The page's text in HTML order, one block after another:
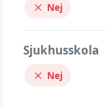
Nej
Sjukhusskola
Nej